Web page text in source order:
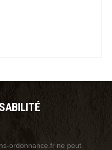
ordonnance.fr ne peut